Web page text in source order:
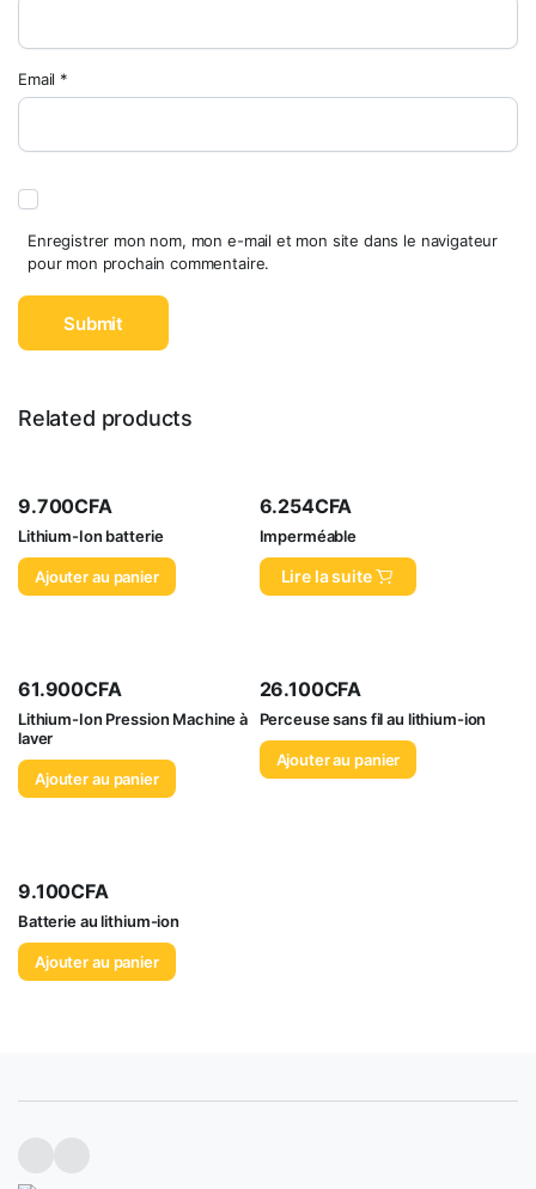
Email *
Enregistrer mon nom, mon e-mail et mon site dans le navigateur
pour mon prochain commentaire.
Related products
9.700CFA
Lithium-Ion batterie
Ajouter au panier
6.254CFA
Imperméable
Lire la suite
61.900CFA
Lithium-Ion Pression Machine à
laver
Ajouter au panier
26.100CFA
Perceuse sans fil au lithium-ion
Ajouter au panier
9.100CFA
Batterie au lithium-ion
Ajouter au panier